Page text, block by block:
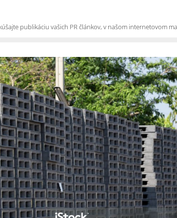
publikáciu vašich PR článkov, v našom internetovom